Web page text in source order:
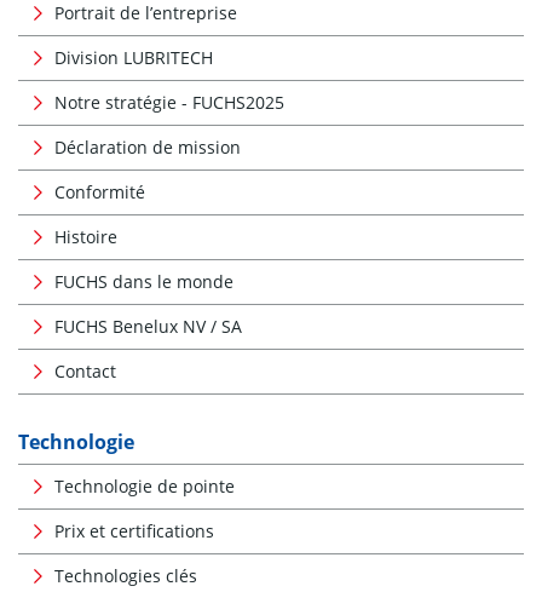
Portrait de l’entreprise
Division LUBRITECH
Notre stratégie - FUCHS2025
Déclaration de mission
Conformité
Histoire
FUCHS dans le monde
FUCHS Benelux NV / SA
Contact
Technologie
Technologie de pointe
Prix et certifications
Technologies clés